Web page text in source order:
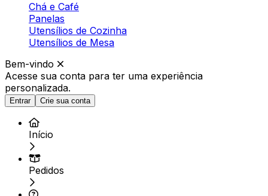
Chá e Café
Panelas
Utensílios de Cozinha
Utensílios de Mesa
Bem-vindo
Acesse sua conta para ter uma experiência
personalizada.
Entrar Crie sua conta
Início
Pedidos